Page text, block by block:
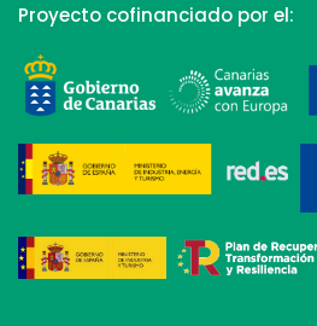
Proyecto cofinanciado por el: